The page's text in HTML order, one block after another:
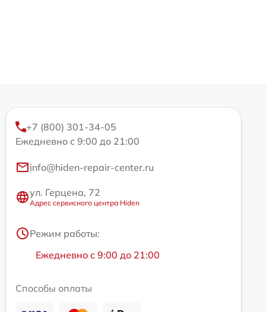
+7 (800) 301-34-05
Ежедневно с 9:00 до 21:00
info@hiden-repair-center.ru
ул. Герцена, 72
Адрес сервисного центра Hiden
Режим работы:
Ежедневно с 9:00 до 21:00
Способы оплаты